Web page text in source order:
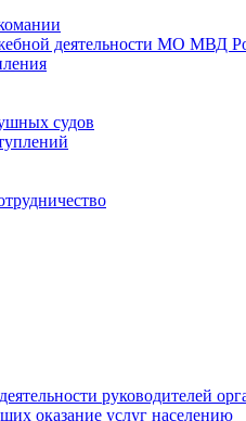
деятельности МО МВД
судов
руководителей
оказание услуг населению